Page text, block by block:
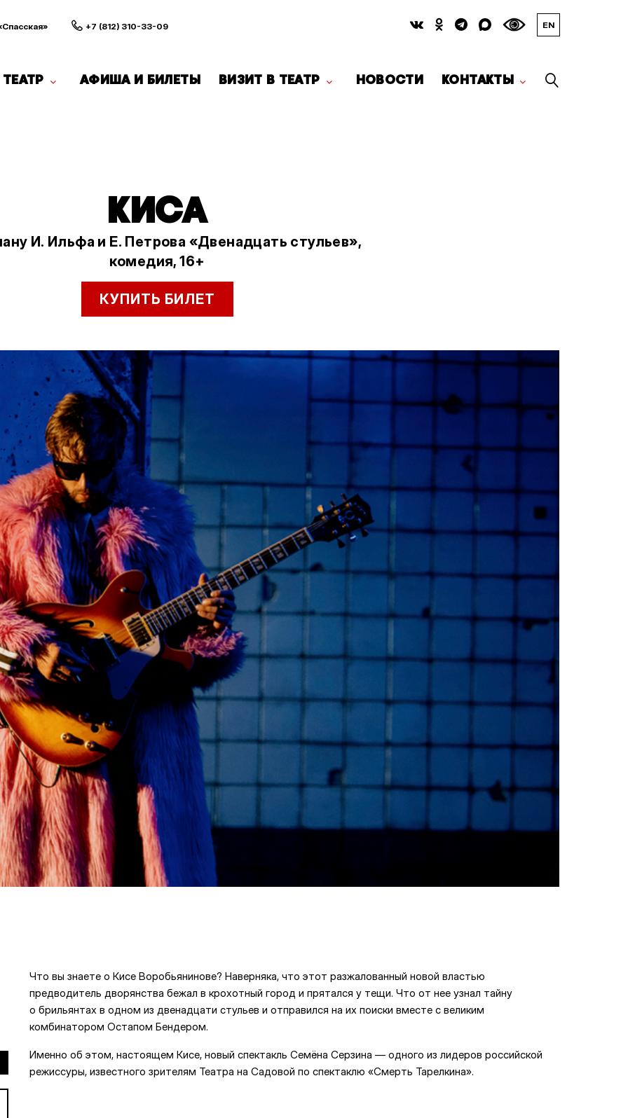
+7 (812) 310-33-09 EN
ТЕАТР АФИША И БИЛЕТЫ ВИЗИТ В ТЕАТР НОВОСТИ КОНТАКТЫ
КИСА
И. Ильфа и Е. Петрова «Двенадцать стульев»,
комедия, 16+
КУПИТЬ БИЛЕТ
Что вы знаете о Кисе Воробьянинове? Наверняка, что этот разжалованный новой властью
предводитель дворянства бежал в крохотный город и прятался у тещи. Что от нее узнал тайну
о брильянтах в одном из двенадцати стульев и отправился на их поиски вместе с великим
комбинатором Остапом Бендером.
Именно об этом, настоящем Кисе, новый спектакль Семёна Серзина — одного из лидеров российской
режиссуры, известного зрителям Театра на Садовой по спектаклю «Смерть Тарелкина».